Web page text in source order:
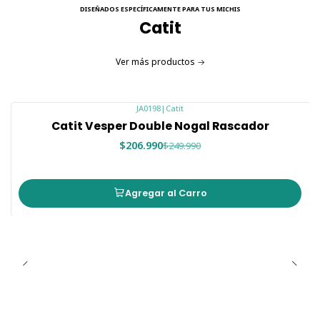
DISEÑADOS ESPECÍFICAMENTE PARA TUS MICHIS
Catit
Ver más productos
JA0198 | Catit
Catit Vesper Double Nogal Rascador
$206.990$249.990
Agregar al Carro